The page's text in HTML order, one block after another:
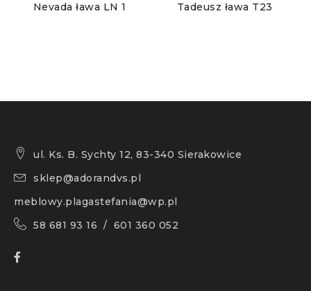
Nevada ława LN 1 Tadeusz ława T23
ul. Ks. B. Sychty 12, 83-340 Sierakowice
sklep@adorandvs.pl
meblowy.plagastefania@wp.pl
58 681 93 16 / 601 360 052